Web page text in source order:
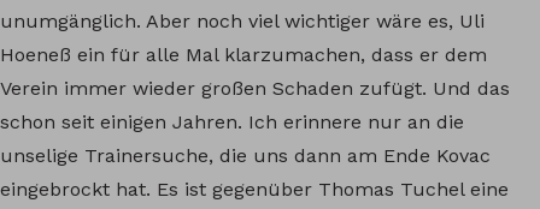
unumgänglich. Aber noch viel wichtiger wäre es, Uli
Hoeneß ein für alle Mal klarzumachen, dass er dem
Verein immer wieder großen Schaden zufügt. Und das
schon seit einigen Jahren. Ich erinnere nur an die
unselige Trainersuche, die uns dann am Ende Kovac
eingebrockt hat. Es ist gegenüber Thomas Tuchel eine